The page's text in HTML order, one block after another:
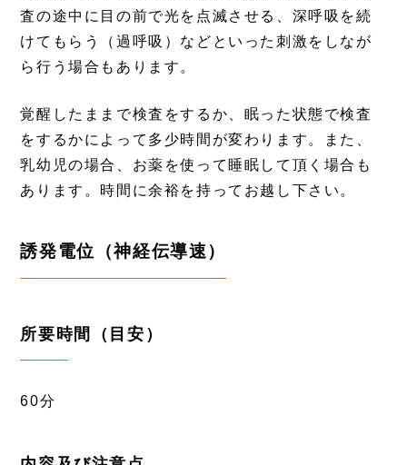
査の途中に目の前で光を点滅させる、深呼吸を続
けてもらう（過呼吸）などといった刺激をしなが
ら行う場合もあります。
覚醒したままで検査をするか、眠った状態で検査
をするかによって多少時間が変わります。また、
乳幼児の場合、お薬を使って睡眠して頂く場合も
あります。時間に余裕を持ってお越し下さい。
誘発電位（神経伝導速）
所要時間（目安）
60分